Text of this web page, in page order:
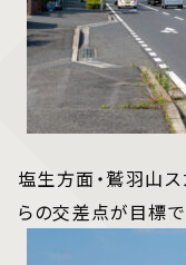
塩生方面・鷲羽山
らの交差点が目標で